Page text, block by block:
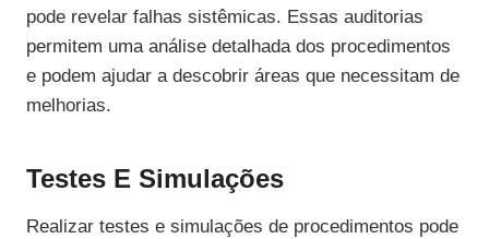
pode revelar falhas sistêmicas. Essas auditorias
permitem uma análise detalhada dos procedimentos
e podem ajudar a descobrir áreas que necessitam de
melhorias.
Testes E Simulações
Realizar testes e simulações de procedimentos pode